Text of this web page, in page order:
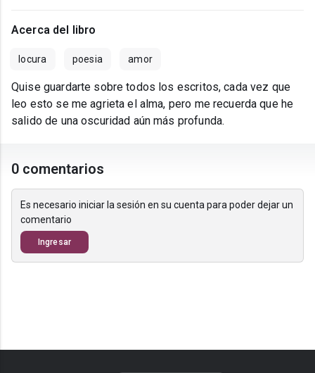
Acerca del libro
locura poesia amor
Quise guardarte sobre todos los escritos, cada vez que
leo esto se me agrieta el alma, pero me recuerda que he
salido de una oscuridad aún más profunda.
0 comentarios
Es necesario iniciar la sesión en su cuenta para poder dejar un
comentario
Ingresar